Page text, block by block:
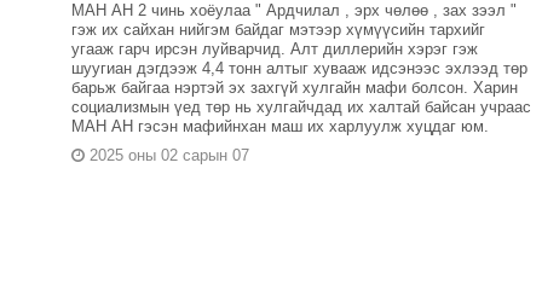
МАН АН 2 чинь хоёулаа " Ардчилал , эрх чөлөө , зах зээл "
гэж их сайхан нийгэм байдаг мэтээр хүмүүсийн тархийг
угааж гарч ирсэн луйварчид. Алт диллерийн хэрэг гэж
шуугиан дэгдээж 4,4 тонн алтыг хувааж идсэнээс эхлээд төр
барьж байгаа нэртэй эх захгүй хулгайн мафи болсон. Харин
социализмын үед төр нь хулгайчдад их халтай байсан учраас
МАН АН гэсэн мафийнхан маш их харлуулж хуцдаг юм.
2025 оны 02 сарын 07